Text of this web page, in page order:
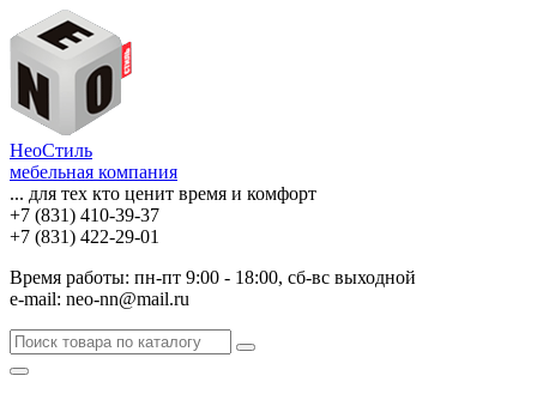
НеоСтиль
мебельная компания
... для тех кто ценит время и комфорт
+7 (831) 410-39-37
+7 (831) 422-29-01
Время работы: пн-пт 9:00 - 18:00, сб-вс выходной
e-mail: neo-nn@mail.ru